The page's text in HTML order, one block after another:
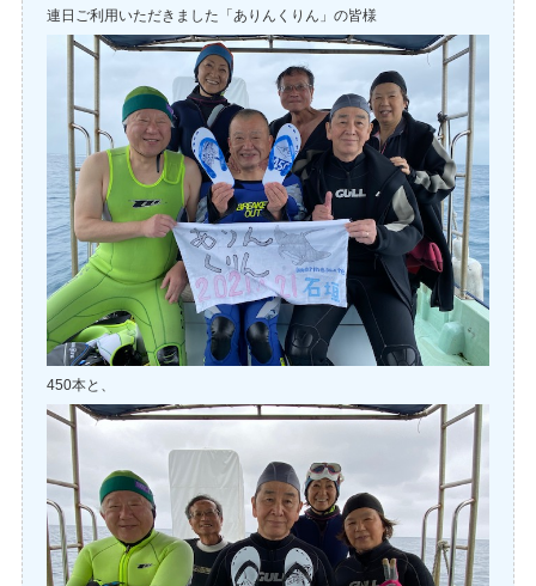
連日ご利用いただきました「ありんくりん」の皆様
450本と、